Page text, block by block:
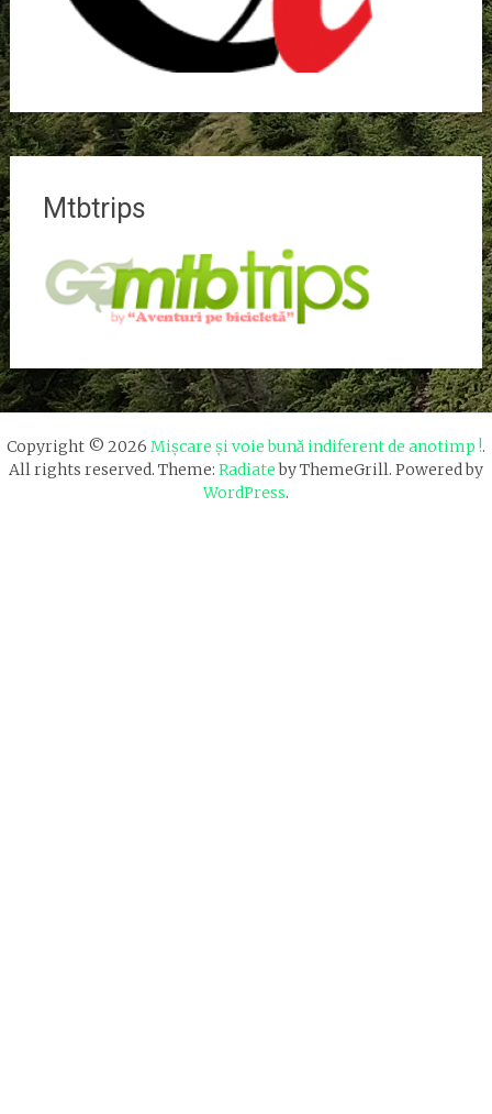
Mtbtrips
Copyright © 2026 Mișcare și voie bună indiferent de anotimp !.
All rights reserved. Theme: Radiateby ThemeGrill. Powered by
WordPress.